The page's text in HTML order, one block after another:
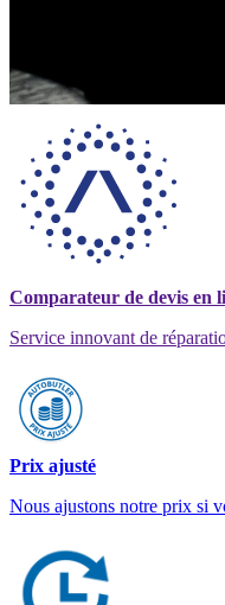
Comparateur de devis en
Service innovant de
Prix ajusté
Nous ajustons notre prix si